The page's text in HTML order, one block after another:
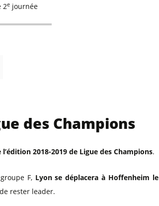
2e journée
des Champions
2018-2019 de Ligue des Champions.
F, Lyon se déplacera à Hoffenheim le
rester leader.